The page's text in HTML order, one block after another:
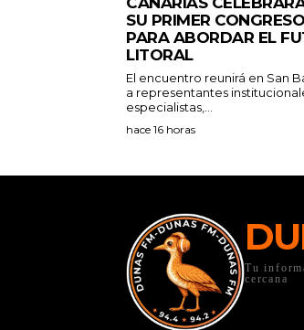
SU PRIMER
PARA ABORDAR EL
LITORAL
El encuentro reunirá en San
a representantes
especialistas,...
hace 16 horas
Tu
cercana